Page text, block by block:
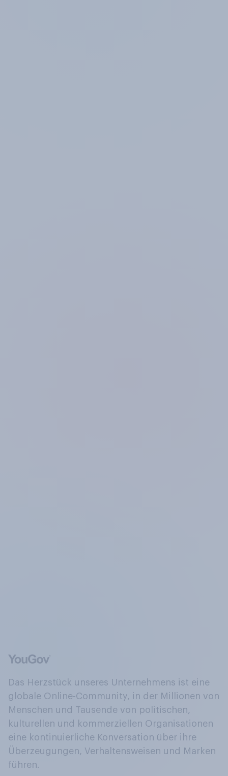
Das Herzstück unseres Unternehmens ist eine
globale Online-Community, in der Millionen von
Menschen und Tausende von politischen,
kulturellen und kommerziellen Organisationen
eine kontinuierliche Konversation über ihre
Überzeugungen, Verhaltensweisen und Marken
führen.